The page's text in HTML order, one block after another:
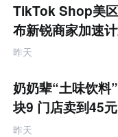
TikTok Shop美
布新锐商家加速
金资源帮扶四类商
昨天
奶奶辈“土味饮料
块9 门店卖到45元
昨天